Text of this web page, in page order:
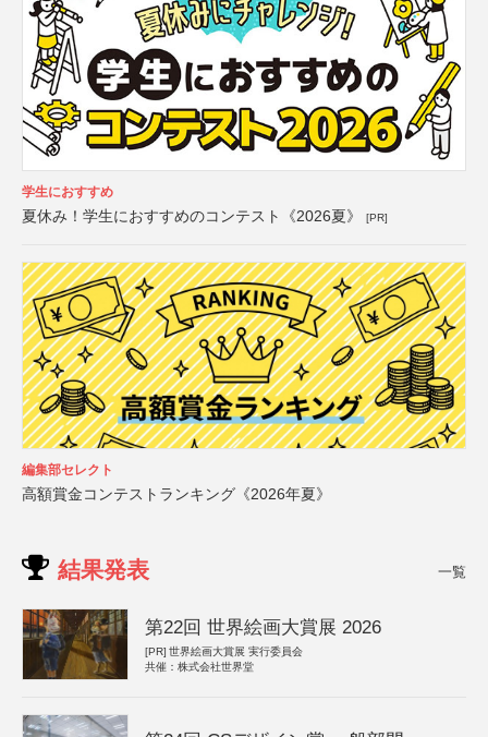
学生におすすめ
夏休み！学生におすすめのコンテスト《2026夏》 [PR]
編集部セレクト
高額賞金コンテストランキング《2026年夏》
結果発表 一覧
第22回 世界絵画大賞展 2026
[PR] 世界絵画大賞展 実行委員会
共催：株式会社世界堂